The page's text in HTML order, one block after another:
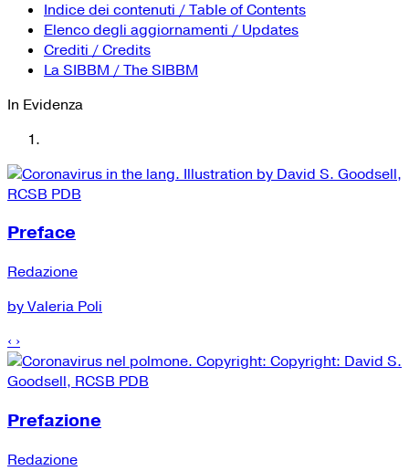
Tutti i siti Zanichelli per la scuola
Collezioni Università
Facebook
Twitter
Instagram
Instagram scuola
Mail
Indice dei contenuti / Table of Contents
Elenco degli aggiornamenti / Updates
Crediti / Credits
La SIBBM / The SIBBM
In Evidenza
Preface
Redazione
by Valeria Poli
‹ ›
Prefazione
Redazione